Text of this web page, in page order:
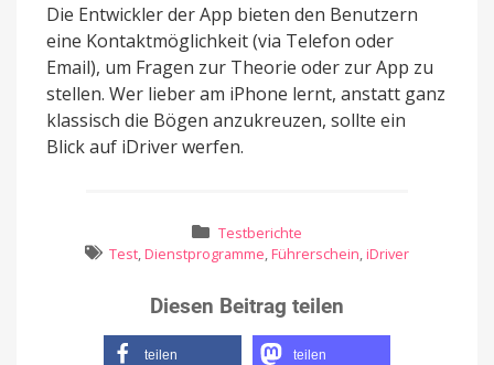
Die Entwickler der App bieten den Benutzern
eine Kontaktmöglichkeit (via Telefon oder
Email), um Fragen zur Theorie oder zur App zu
stellen. Wer lieber am iPhone lernt, anstatt ganz
klassisch die Bögen anzukreuzen, sollte ein
Blick auf iDriver werfen.
Testberichte
Test, Dienstprogramme, Führerschein, iDriver
Diesen Beitrag teilen
teilen teilen